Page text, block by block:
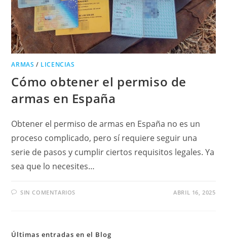
ARMAS / LICENCIAS
Cómo obtener el permiso de
armas en España
Obtener el permiso de armas en España no es un
proceso complicado, pero sí requiere seguir una
serie de pasos y cumplir ciertos requisitos legales. Ya
sea que lo necesites…
SIN COMENTARIOS ABRIL 16, 2025
Últimas entradas en el Blog